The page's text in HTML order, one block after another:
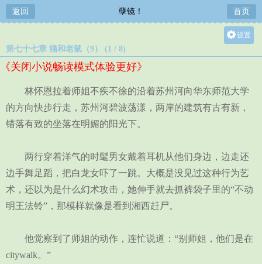
返回 孽镜！ 首页
设置
中
小
第七十七章 猫和老鼠（9） (1 / 8)
《关闭小说畅读模式体验更好》
林怀恩拉着师姐不疾不徐的沿着苏州河向华东师范大学
的方向快步行走，苏州河碧波荡漾，两岸的建筑有古有新，
错落有致的坐落在明媚的阳光下。
两行穿着洋气的时髦男女戴着耳机从他们身边，边走还
边手舞足蹈，把白龙女吓了一跳。大概是没见过这种行为艺
术，还以为是什么幻术攻击，她伸手就去抓裤袋子里的“不动
明王法铃”，那模样就像是看到湘西赶尸。
他觉察到了师姐的动作，连忙说道：“别师姐，他们是在
citywalk。”